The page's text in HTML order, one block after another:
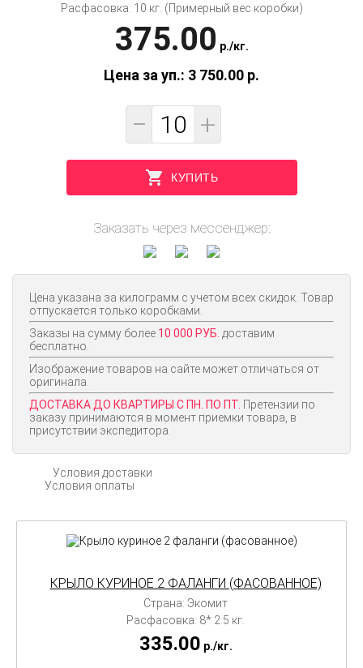
Расфасовка: 10 кг. (Примерный вес коробки)
375.00 p./кг.
Цена за уп.: 3 750.00 p.
− +
КУПИТЬ
Заказать через мессенджер:
Цена указана за килограмм с учетом всех скидок. Товар
отпускается только коробками.
Заказы на сумму более 10 000 РУБ. доставим
бесплатно.
Изображение товаров на сайте может отличаться от
оригинала.
ДОСТАВКА ДО КВАРТИРЫ С ПН. ПО ПТ. Претензии по
заказу принимаются в момент приемки товара, в
присутствии экспедитора.
Условия доставки
Условия оплаты
КРЫЛО КУРИНОЕ 2 ФАЛАНГИ (ФАСОВАННОЕ)
Страна: Экомит
Расфасовка: 8* 2.5 кг.
335.00 p./кг.